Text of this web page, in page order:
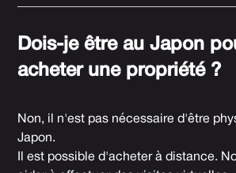
Dois-je être au Japon
acheter une propriété ?
Non, il n'est pas nécessaire d'être
Japon.
Il est possible d'acheter à distance.